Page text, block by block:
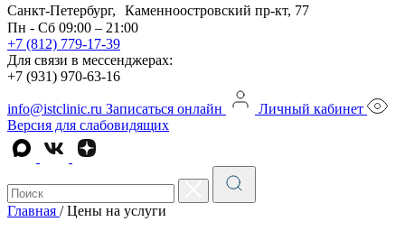
Санкт-Петербург, Каменноостровский пр-кт, 77
Пн - Сб 09:00 – 21:00
+7 (812) 779-17-39
Для связи в мессенджерах:
+7 (931) 970-63-16
info@istclinic.ru Записаться онлайн
Личный кабинет
Версия для слабовидящих
Главная / Цены на услуги